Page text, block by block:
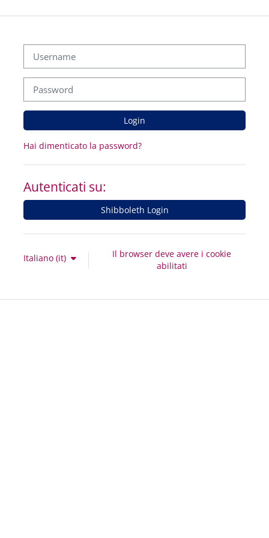
Login
Hai dimenticato la password?
Autenticati su:
Shibboleth Login
Italiano ‎(it)‎
Il browser deve avere i cookie
abilitati